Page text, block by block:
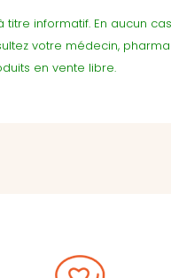
titre informatif. En aucun
votre médecin,
en vente libre.